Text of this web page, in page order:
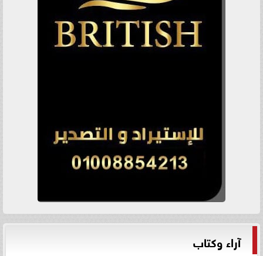
آراء وكتاب